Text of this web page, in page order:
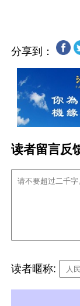
分享到：
读者留言反
读者暱称: